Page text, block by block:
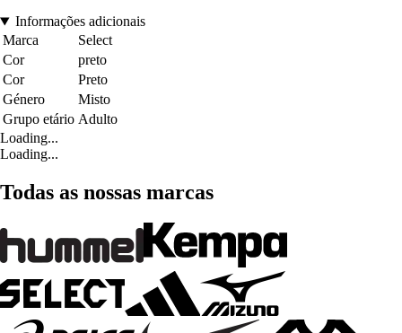
Informações adicionais
Marca
Select
Cor
preto
Cor
Preto
Género
Misto
Grupo etário Adulto
Loading...
Loading...
Todas as nossas marcas